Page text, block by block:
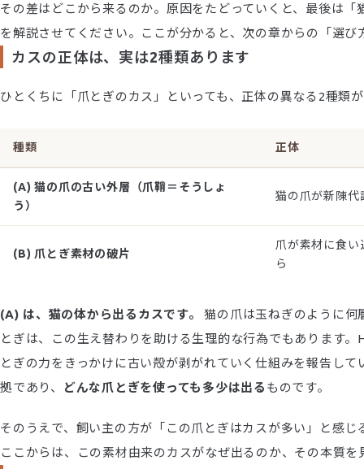
その差はどこから来るのか。原因をたどっていくと、最後は
を解説させてください。ここが分かると、次の章からの「選び
カスの正体は、実は2種類あります
ひとくちに「爪とぎのカス」といっても、正体の異なる2種類
種類 正体
(A) 猫の爪の古い外層（爪鞘＝そうしょ
う）
猫の爪が新陳代
(B) 爪とぎ素材の破片
爪が素材に食
ら
(A) は、猫の体から出るカスです。
猫の爪は玉ねぎのように何
とぎは、この生え替わりを助ける生理的な行為でもあります
とぎの力をきっかけに古い殻が剥がれていく仕組みを報告し
拠であり、
どんな爪とぎを使っても多少は出る ものです。
そのうえで、飼い主の方が「この爪とぎはカスが多い」と感じ
ここからは、この素材由来のカスがなぜ出るのか、その本質を